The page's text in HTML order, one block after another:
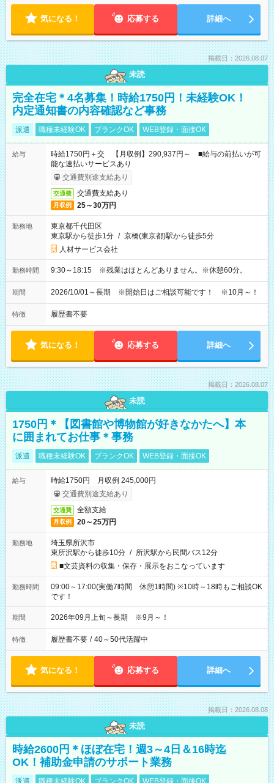
気になる！ 応募する 詳細へ
掲載日：2026.08.07
未読
完全在宅＊4名募集！時給1750円！未経験OK！
内定通知書の内容確認など事務
派遣 職種未経験OK ブランクOK WEB登録・面接OK
給与
時給1750円＋交 【月収例】290,937円～ ■給与の前払いが可
能な速払いサービスあり
交通費別途支給あり
交通費 交通費支給あり
月収例 25～30万円
勤務地
東京都千代田区
東京駅から徒歩1分 / 京橋(東京都)駅から徒歩5分
人材サービス会社
勤務時間 9:30～18:15 ※残業はほとんどありません。※休憩60分。
期間 2026/10/01～長期 ※開始日はご相談可能です！ ※10月～！
特徴 履歴書不要
気になる！ 応募する 詳細へ
掲載日：2026.08.07
未読
1750円＊【図書館や博物館が好きなかたへ】本
に囲まれてお仕事＊事務
派遣 職種未経験OK ブランクOK WEB登録・面接OK
給与
時給1750円 月収例 245,000円
交通費別途支給あり
交通費 全額支給
月収例 20～25万円
勤務地
埼玉県所沢市
東所沢駅から徒歩10分 / 所沢駅から民間バス12分
■文芸資料の収集・保存・展示をおこなっています
勤務時間
09:00～17:00(実働7時間 休憩1時間) ※10時～18時もご相談OK
です！
期間 2026年09月上旬～長期 ※9月～！
特徴 履歴書不要 / 40～50代活躍中
気になる！ 応募する 詳細へ
掲載日：2026.08.08
未読
時給2600円＊ほぼ在宅！週3～4日＆16時迄
OK！補助金申請のサポート業務
派遣 職種未経験OK ブランクOK WEB登録・面接OK